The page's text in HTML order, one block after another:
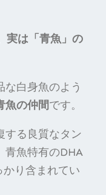
実は「青魚」の
な白身魚のよう
魚の仲間です。
する良質なタン
青魚特有のDHA
り含まれてい